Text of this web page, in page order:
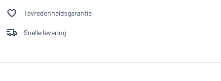
Tevredenheidsgarantie
Snelle levering